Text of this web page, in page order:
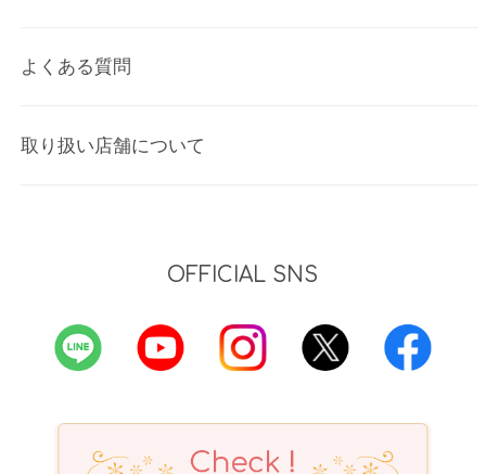
よくある質問
取り扱い店舗について
OFFICIAL SNS